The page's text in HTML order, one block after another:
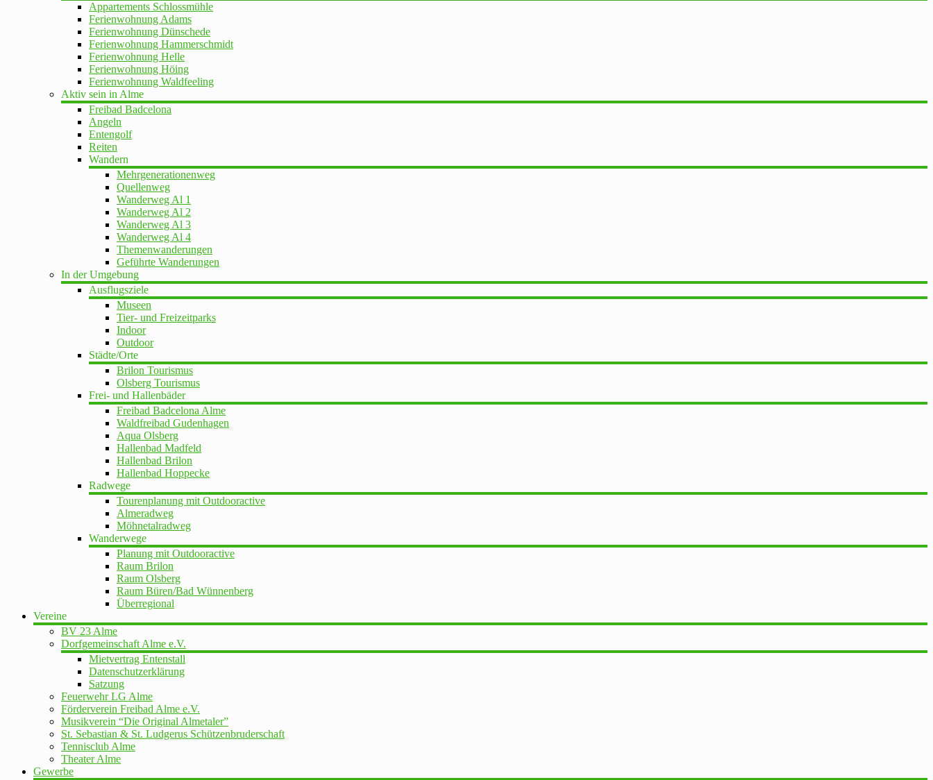
Appartements Schlossmühle
Ferienwohnung Adams
Ferienwohnung Dünschede
Ferienwohnung Hammerschmidt
Ferienwohnung Helle
Ferienwohnung Höing
Ferienwohnung Waldfeeling
Aktiv sein in Alme
Freibad Badcelona
Angeln
Entengolf
Reiten
Wandern
Mehrgenerationenweg
Quellenweg
Wanderweg Al 1
Wanderweg Al 2
Wanderweg Al 3
Wanderweg Al 4
Themenwanderungen
Geführte Wanderungen
In der Umgebung
Ausflugsziele
Museen
Tier- und Freizeitparks
Indoor
Outdoor
Städte/Orte
Brilon Tourismus
Olsberg Tourismus
Frei- und Hallenbäder
Freibad Badcelona Alme
Waldfreibad Gudenhagen
Aqua Olsberg
Hallenbad Madfeld
Hallenbad Brilon
Hallenbad Hoppecke
Radwege
Tourenplanung mit Outdooractive
Almeradweg
Möhnetalradweg
Wanderwege
Planung mit Outdooractive
Raum Brilon
Raum Olsberg
Raum Büren/Bad Wünnenberg
Überregional
Vereine
BV 23 Alme
Dorfgemeinschaft Alme e.V.
Mietvertrag Entenstall
Datenschutzerklärung
Satzung
Feuerwehr LG Alme
Förderverein Freibad Alme e.V.
Musikverein “Die Original Almetaler”
St. Sebastian & St. Ludgerus Schützenbruderschaft
Tennisclub Alme
Theater Alme
Gewerbe